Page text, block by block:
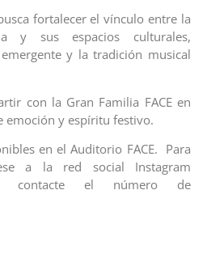
fortalecer el vínculo entre la
y sus espacios culturales,
y la tradición musical
con la Gran Familia FACE en
emoción y espíritu festivo.
en el Auditorio FACE. Para
a la red social Instagram
o contacte el número de